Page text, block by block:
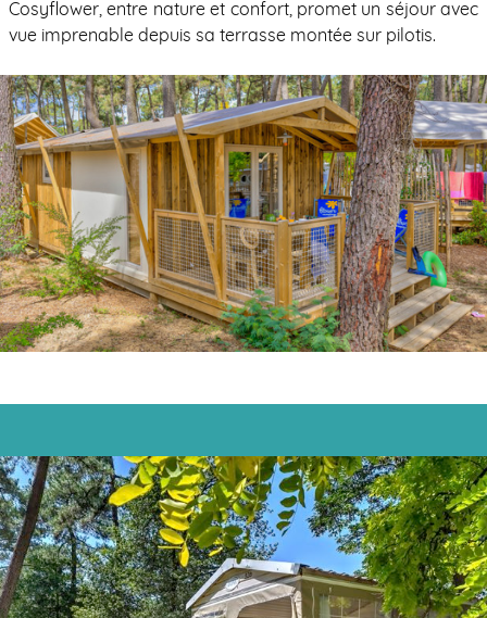
Cosyflower, entre nature et confort, promet un séjour avec
vue imprenable depuis sa terrasse montée sur pilotis.